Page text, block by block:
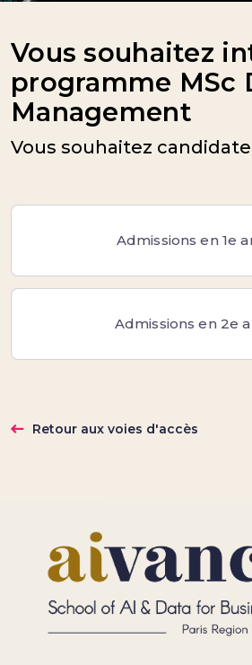
Vous souhaitez
programme MSc
Management
Vous souhaitez
Admissions en 1e
Admissions en 2e
Retour aux voies d'accès